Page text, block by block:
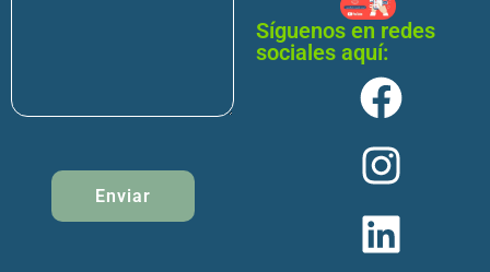
Enviar
Síguenos en redes
sociales aquí: